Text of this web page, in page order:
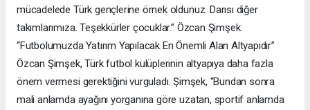
mücadelede Türk gençlerine örnek oldunuz. Darısı diğer
takımlarımıza. Teşekkürler çocuklar.” Özcan Şimşek:
“Futbolumuzda Yatırım Yapılacak En Önemli Alan Altyapıdır”
Özcan Şimşek, Türk futbol kulüplerinin altyapıya daha fazla
önem vermesi gerektiğini vurguladı. Şimşek, “Bundan sonra
mali anlamda ayağını yorganına göre uzatan, sportif anlamda